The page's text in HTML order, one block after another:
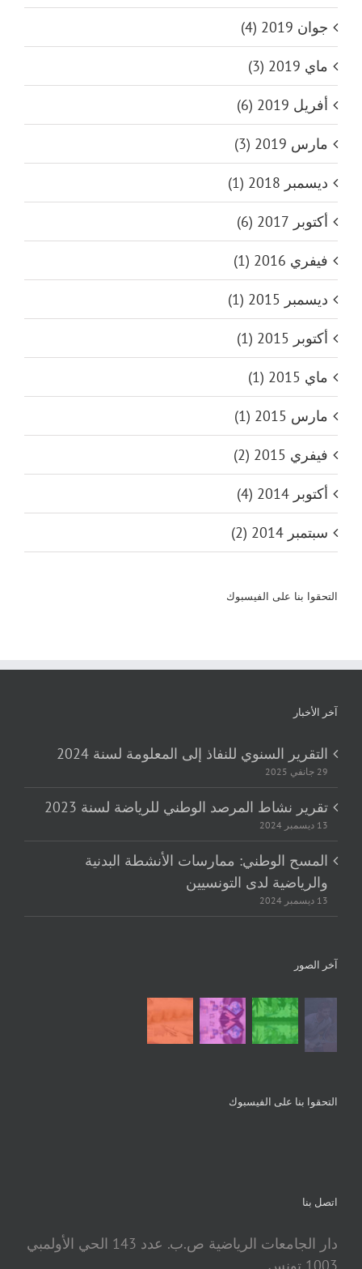
جوان 2019 (4)
ماي 2019 (3)
أفريل 2019 (6)
مارس 2019 (3)
ديسمبر 2018 (1)
أكتوبر 2017 (6)
فيفري 2016 (1)
ديسمبر 2015 (1)
أكتوبر 2015 (1)
ماي 2015 (1)
مارس 2015 (1)
فيفري 2015 (2)
أكتوبر 2014 (4)
سبتمبر 2014 (2)
التحقوا بنا على الفيسبوك
آخر الأخبار
التقرير السنوي للنفاذ إلى المعلومة لسنة 2024
29 جانفي 2025
تقرير نشاط المرصد الوطني للرياضة لسنة 2023
13 ديسمبر 2024
المسح الوطني: ممارسات الأنشطة البدنية
والرياضية لدى التونسيين
13 ديسمبر 2024
آخر الصور
التحقوا بنا على الفيسبوك
اتصل بنا
دار الجامعات الرياضية ص.ب. عدد 143 الحي الأولمبي